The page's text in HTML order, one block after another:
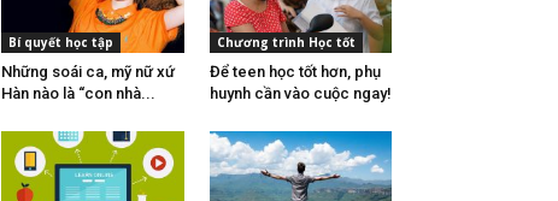
Bí quyết học tập
Những soái ca, mỹ nữ xứ
Hàn nào là “con nhà...
Chương trình Học tốt
Để teen học tốt hơn, phụ
huynh cần vào cuộc ngay!